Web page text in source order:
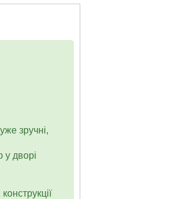
зручні,
у дворі